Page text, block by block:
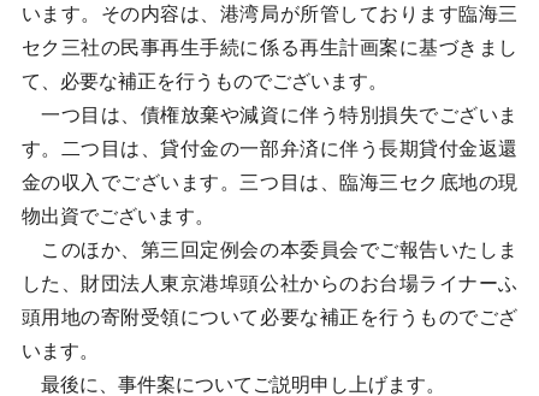
います。その内容は、港湾局が所管しております臨海三
セク三社の民事再生手続に係る再生計画案に基づきまし
て、必要な補正を行うものでございます。
一つ目は、債権放棄や減資に伴う特別損失でございま
す。二つ目は、貸付金の一部弁済に伴う長期貸付金返還
金の収入でございます。三つ目は、臨海三セク底地の現
物出資でございます。
このほか、第三回定例会の本委員会でご報告いたしま
した、財団法人東京港埠頭公社からのお台場ライナーふ
頭用地の寄附受領について必要な補正を行うものでござ
います。
最後に、事件案についてご説明申し上げます。